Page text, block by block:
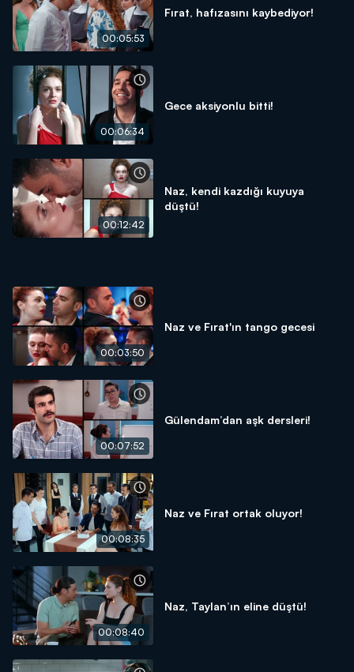
00:05:53
Fırat, hafızasını kaybediyor!
00:06:34
Gece aksiyonlu bitti!
00:12:42
Naz, kendi kazdığı kuyuya
düştü!
00:03:50
Naz ve Fırat'ın tango gecesi
00:07:52
Gülendam’dan aşk dersleri!
00:08:35
Naz ve Fırat ortak oluyor!
00:08:40
Naz, Taylan’ın eline düştü!